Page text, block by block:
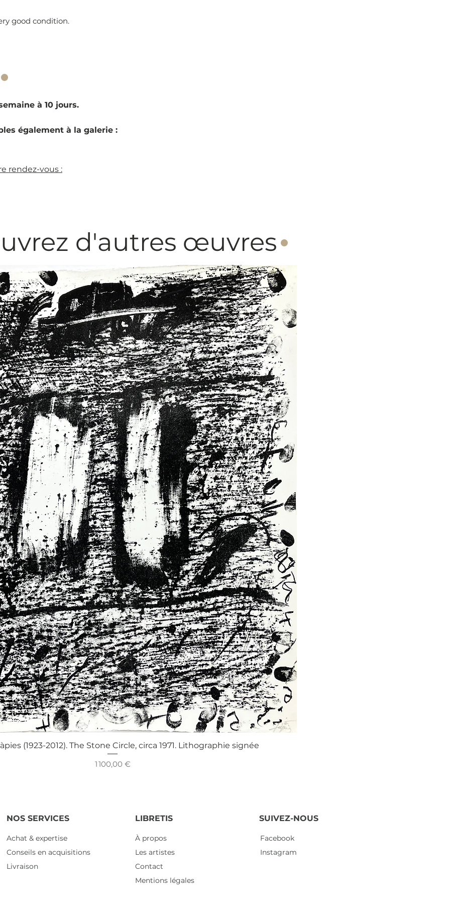
good condition.
à 10 jours.
également à la galerie :
rendez-vous :
Aperçu rapide
(1923-2012). The Stone Circle, circa 1971. Lithographie signée
Prix
1 100,00 €
d'autres œuvres·
NOS SERVICES
Achat & expertise
Conseils en acquisitions
Livraison
LIBRETIS
À propos
Les artistes
Contact
Mentions légales
SUIVEZ-NOUS
Facebook
Instagram